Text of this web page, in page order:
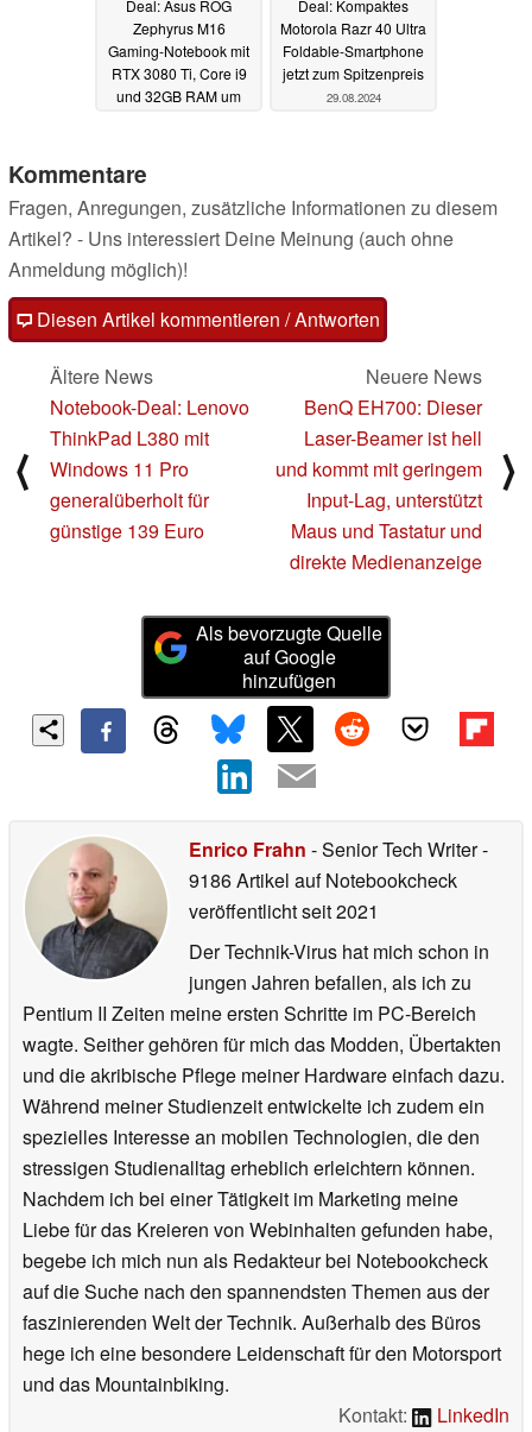
Deal: Asus ROG
Zephyrus M16
Gaming-Notebook mit
RTX 3080 Ti, Core i9
und 32GB RAM um
Deal: Kompaktes
Motorola Razr 40 Ultra
Foldable-Smartphone
jetzt zum Spitzenpreis
29.08.2024
Kommentare
Fragen, Anregungen, zusätzliche Informationen zu diesem
Artikel? - Uns interessiert Deine Meinung (auch ohne
Anmeldung möglich)!
Diesen Artikel kommentieren / Antworten
⟨
Ältere News
Notebook-Deal: Lenovo
ThinkPad L380 mit
Windows 11 Pro
generalüberholt für
günstige 139 Euro
Neuere News
BenQ EH700: Dieser
Laser-Beamer ist hell
und kommt mit geringem
Input-Lag, unterstützt
Maus und Tastatur und
direkte Medienanzeige
⟩
Als bevorzugte Quelle
auf Google
hinzufügen
Enrico Frahn - Senior Tech Writer-
9186 Artikel auf Notebookcheck
veröffentlichtseit 2021
Der Technik-Virus hat mich schon in
jungen Jahren befallen, als ich zu
Pentium II Zeiten meine ersten Schritte im PC-Bereich
wagte. Seither gehören für mich das Modden, Übertakten
und die akribische Pflege meiner Hardware einfach dazu.
Während meiner Studienzeit entwickelte ich zudem ein
spezielles Interesse an mobilen Technologien, die den
stressigen Studienalltag erheblich erleichtern können.
Nachdem ich bei einer Tätigkeit im Marketing meine
Liebe für das Kreieren von Webinhalten gefunden habe,
begebe ich mich nun als Redakteur bei Notebookcheck
auf die Suche nach den spannendsten Themen aus der
faszinierenden Welt der Technik. Außerhalb des Büros
hege ich eine besondere Leidenschaft für den Motorsport
und das Mountainbiking.
Kontakt:
LinkedIn